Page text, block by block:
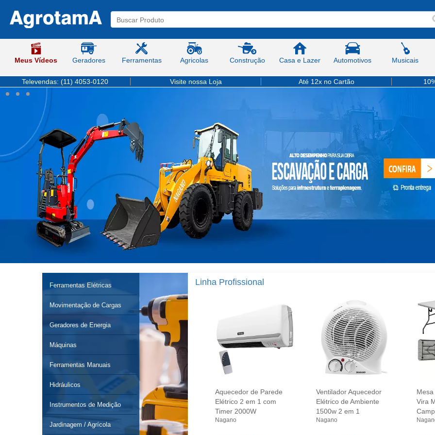
Soluções
Máquinas
Ferramentas
Meus Vídeos Geradores Ferramentas Agricolas Construção Casa e Lazer Automotivos Musicais
Televendas: (11) 4053-0120 Visite nossa Loja Até 12x no Cartão
Ferramentas Elétricas
Movimentação de Cargas
Geradores de Energia
Máquinas
Ferramentas Manuais
Hidráulicos
Instrumentos de Medição
Jardinagem / Agrícola
Linha Profissional
Vira Maleta 1.80m
Fragmentadora de Papel
até 6 Folhas
Aquecedor de Parede
Elétrico 2 em 1 com
Timer 2000W
Nagano
Ventilador Aquecedor
Elétrico de Ambiente
1500w 2 em 1
Nagano
Vira